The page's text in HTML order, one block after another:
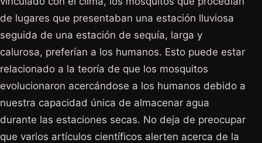
de lugares que presentaban una estación lluviosa
seguida de una estación de sequía, larga y
calurosa, preferían a los humanos. Esto puede estar
relacionado a la teoría de que los mosquitos
evolucionaron acercándose a los humanos debido a
nuestra capacidad única de almacenar agua
durante las estaciones secas. No deja de preocupar
que varios artículos científicos alerten acerca de la